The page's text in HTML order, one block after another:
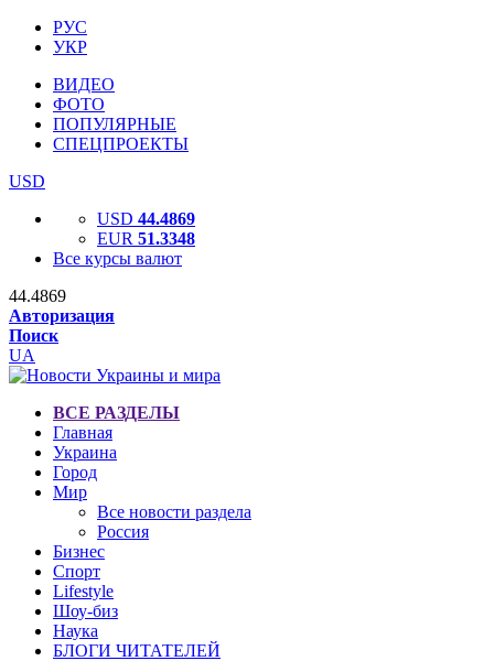
РУС
УКР
ВИДЕО
ФОТО
ПОПУЛЯРНЫЕ
СПЕЦПРОЕКТЫ
USD
USD 44.4869
EUR 51.3348
Все курсы валют
44.4869
Авторизация
Поиск
UA
ВСЕ РАЗДЕЛЫ
Главная
Украина
Город
Мир
Все новости раздела
Россия
Бизнес
Спорт
Lifestyle
Шоу-биз
Наука
БЛОГИ ЧИТАТЕЛЕЙ